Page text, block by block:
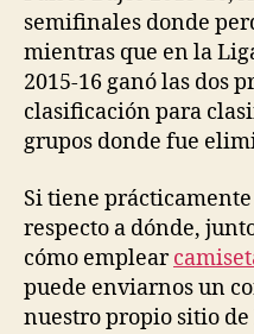
semifinales donde
mientras que en la
2015-16 ganó las dos
clasificación para
grupos donde fue
Si tiene
respecto a dónde,
cómo emplear
puede enviarnos un
nuestro propio sitio